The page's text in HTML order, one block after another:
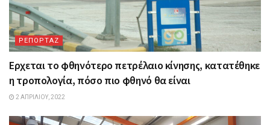
ΡΕΠΟΡΤΑΖ
Ερχεται το φθηνότερο πετρέλαιο κίνησης, κατατέθηκε
η τροπολογία, πόσο πιο φθηνό θα είναι
2 ΑΠΡΙΛΊΟΥ, 2022